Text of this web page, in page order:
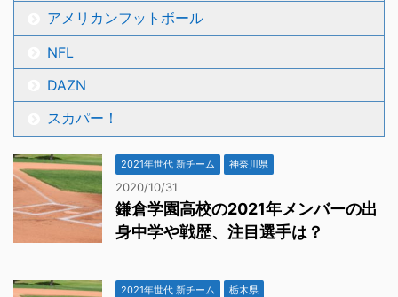
アメリカンフットボール
NFL
DAZN
スカパー！
2021年世代 新チーム 神奈川県
2020/10/31
鎌倉学園高校の2021年メンバーの出
身中学や戦歴、注目選手は？
2021年世代 新チーム 栃木県